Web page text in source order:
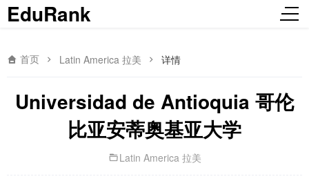
EduRank
首页 Latin America 拉美 详情
Universidad de Antioquia 哥伦
比亚安蒂奥基亚大学
Latin America 拉美